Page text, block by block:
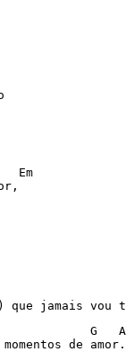
Em
jamais vou
G
de